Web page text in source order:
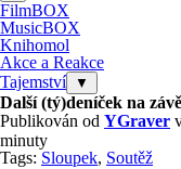
FilmBOX
MusicBOX
Knihomol
Akce a Reakce
Tajemství
▼
Další (tý)deníček na
Publikován od YGraver
minuty
Tags: Sloupek, Soutěž